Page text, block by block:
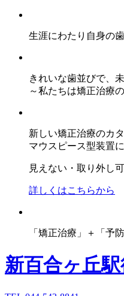
生涯にわたり自身の
きれいな歯並びで、
～私たちは矯正治療
新しい矯正治療のカ
マウスピース型装置
見えない・取り外し
詳しくはこちらから
「矯正治療」＋「予
新百合ヶ丘